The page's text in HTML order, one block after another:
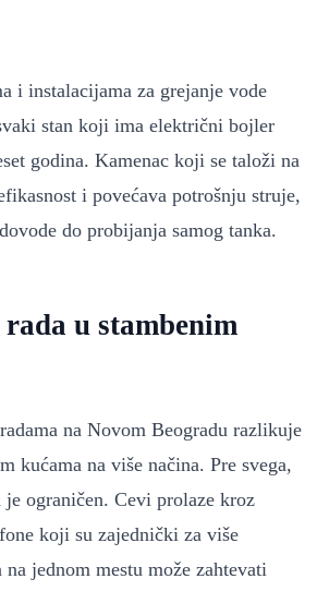
i instalacijama za grejanje vode
stan koji ima električni bojler
godina. Kamenac koji se taloži na
i povećava potrošnju struje,
do probijanja samog tanka.
u stambenim
na Novom Beogradu razlikuje
kućama na više načina. Pre svega,
ograničen. Cevi prolaze kroz
koji su zajednički za više
jednom mestu može zahtevati